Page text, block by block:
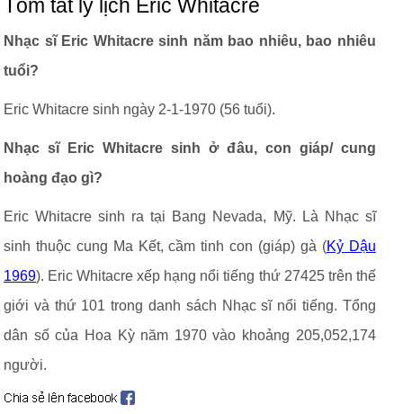
Tóm tắt lý lịch Eric Whitacre
Nhạc sĩ Eric Whitacre sinh năm bao nhiêu, bao nhiêu
tuổi?
Eric Whitacre sinh ngày 2-1-1970 (56 tuổi).
Nhạc sĩ Eric Whitacre sinh ở đâu, con giáp/ cung
hoàng đạo gì?
Eric Whitacre sinh ra tại Bang Nevada, Mỹ. Là Nhạc sĩ
sinh thuộc cung Ma Kết, cầm tinh con (giáp) gà (Kỷ Dậu
1969). Eric Whitacre xếp hạng nổi tiếng thứ 27425 trên thế
giới và thứ 101 trong danh sách Nhạc sĩ nổi tiếng. Tổng
dân số của Hoa Kỳ năm 1970 vào khoảng 205,052,174
người.